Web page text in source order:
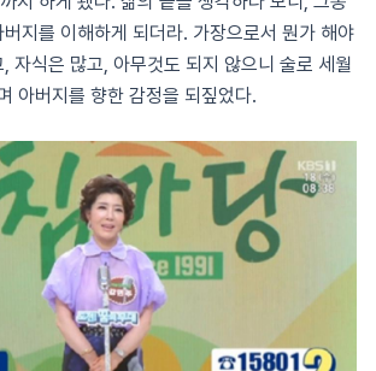
지를 이해하게 되더라. 가장으로서 뭔가 해야
자식은 많고, 아무것도 되지 않으니 술로 세월
아버지를 향한 감정을 되짚었다.